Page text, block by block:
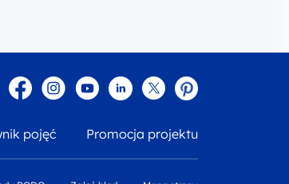
FacebookInstagram
YouTubeLinkedin
twitterPinterest
pojęć Promocja projektu